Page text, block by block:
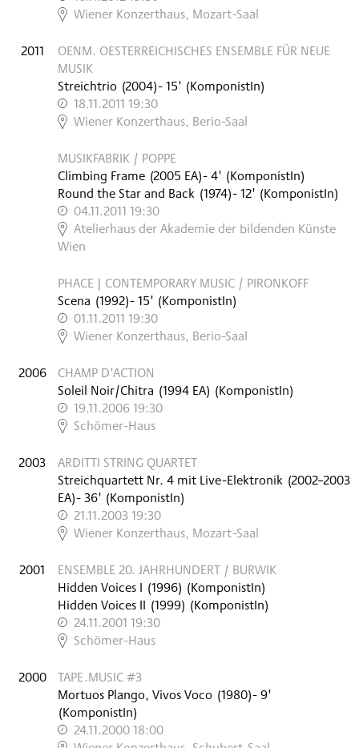
,
Wiener Konzerthaus, Mozart-Saal
2011
OENM. OESTERREICHISCHES ENSEMBLE FÜR NEUE
MUSIK
Streichtrio (2004)- 15' (KomponistIn)
18.11.2011 19:30
,
Wiener Konzerthaus, Berio-Saal
MUSIKFABRIK / POPPE
Climbing Frame (2005 EA)- 4' (KomponistIn)
Round the Star and Back (1974)- 12' (KomponistIn)
04.11.2011 19:30
,
Atelierhaus der Akademie der bildenden Künste
Wien
PHACE | CONTEMPORARY MUSIC / PIRONKOFF
Scena (1992)- 15' (KomponistIn)
01.11.2011 19:30
,
Wiener Konzerthaus, Berio-Saal
2006
CHAMP D'ACTION
Soleil Noir/Chitra (1994 EA) (KomponistIn)
19.11.2006 19:30
,
Schömer-Haus
2003
ARDITTI STRING QUARTET
Streichquartett Nr. 4 mit Live-Elektronik (2002–2003
EA)- 36' (KomponistIn)
21.11.2003 19:30
,
Wiener Konzerthaus, Mozart-Saal
2001
ENSEMBLE 20. JAHRHUNDERT / BURWIK
Hidden Voices I (1996) (KomponistIn)
Hidden Voices II (1999) (KomponistIn)
24.11.2001 19:30
,
Schömer-Haus
2000
TAPE.MUSIC #3
Mortuos Plango, Vivos Voco (1980)- 9'
(KomponistIn)
24.11.2000 18:00